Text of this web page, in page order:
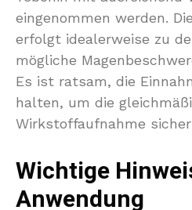
eingenommen werden. Die
erfolgt idealerweise zu
mögliche
Es ist ratsam, die
halten, um die
Wirkstoffaufnahme
Wichtige
Anwendung